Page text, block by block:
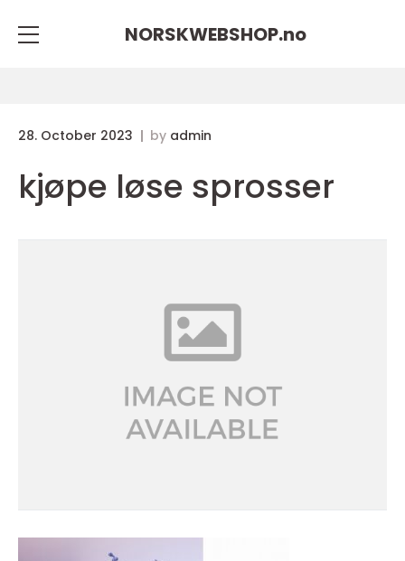
NORSKWEBSHOP.no
28. October 2023 by admin
kjøpe løse sprosser